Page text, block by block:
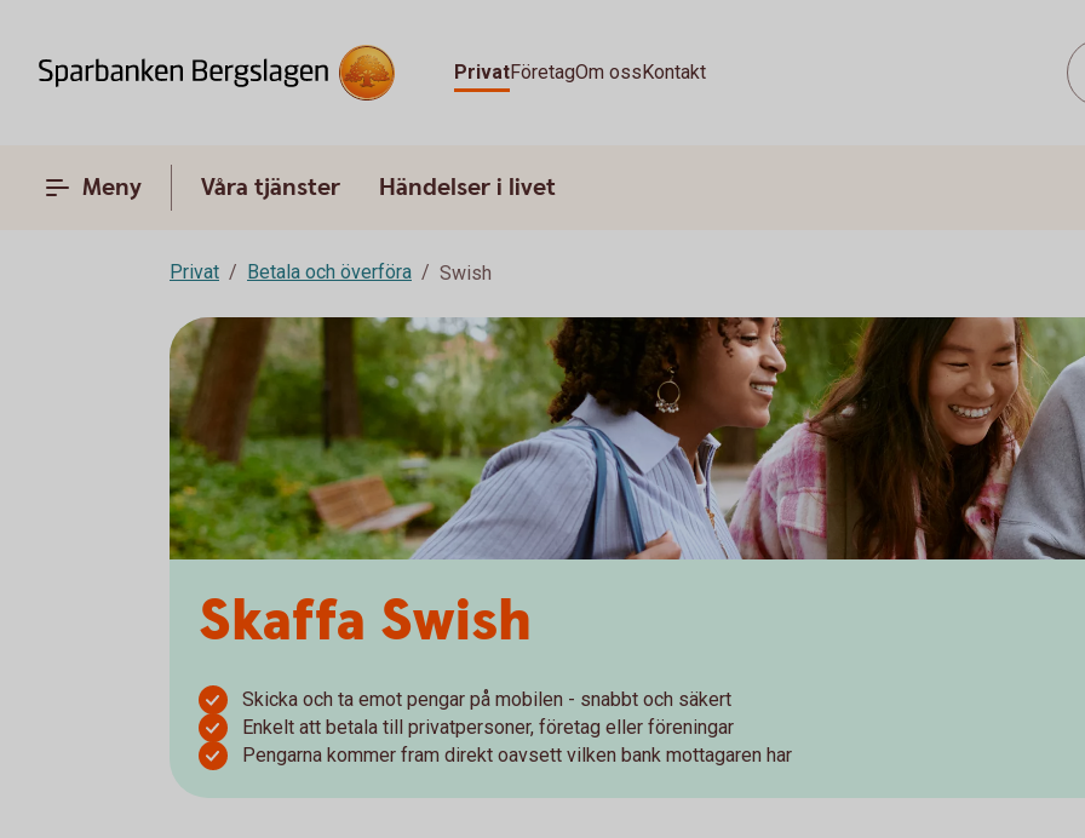
PrivatFöretagOm ossKontakt
Meny Våra tjänster Händelser i livet
Privat Betala och överföra Swish
Skaffa Swish
Skicka och ta emot pengar på mobilen - snabbt och säkert
Enkelt att betala till privatpersoner, företag eller föreningar
Pengarna kommer fram direkt oavsett vilken bank mottagaren har